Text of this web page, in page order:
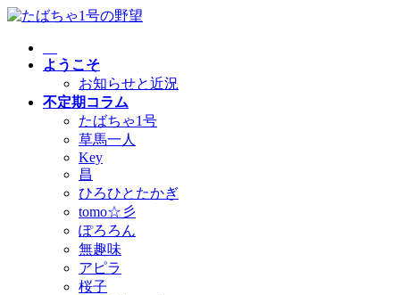
コ
ナ
ようこそ
お知らせと近況
不定期コラム
たばちゃ1号
草馬一人
Key
昌
ひろひとたかぎ
tomo☆彡
ぽろろん
無趣味
アピラ
桜子